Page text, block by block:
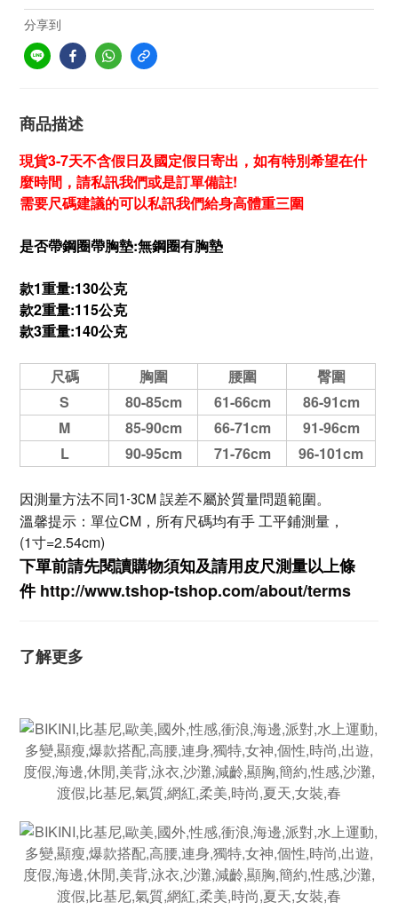
分享到
商品描述
現貨3-7天不含假日及國定假日寄出，如有特別希望在什
麼時間，請私訊我們或是訂單備註!
需要尺碼建議的可以私訊我們給身高體重三圍
是否帶鋼圈帶胸墊:無鋼圈有胸墊
款1重量:130公克
款2重量:115公克
款3重量:140公克
尺碼 胸圍 腰圍
臀圍
S
80-85cm 61-66cm
86-91cm
M
85-90cm 66-71cm
91-96cm
L
90-95cm 71-76cm 96-101cm
因測量方法不同1-3CM 誤差不屬於質量問題範圍。
溫馨提示：單位CM，所有尺碼均有手 工平鋪測量，
(1寸=2.54cm)
下單前請先閱讀購物須知及請用皮尺測量以上條
件 http://www.tshop-tshop.com/about/terms
了解更多